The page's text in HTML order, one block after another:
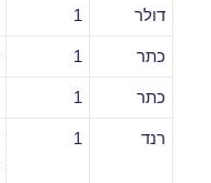
דולר 1
כתר 1
כתר 1
רנד 1